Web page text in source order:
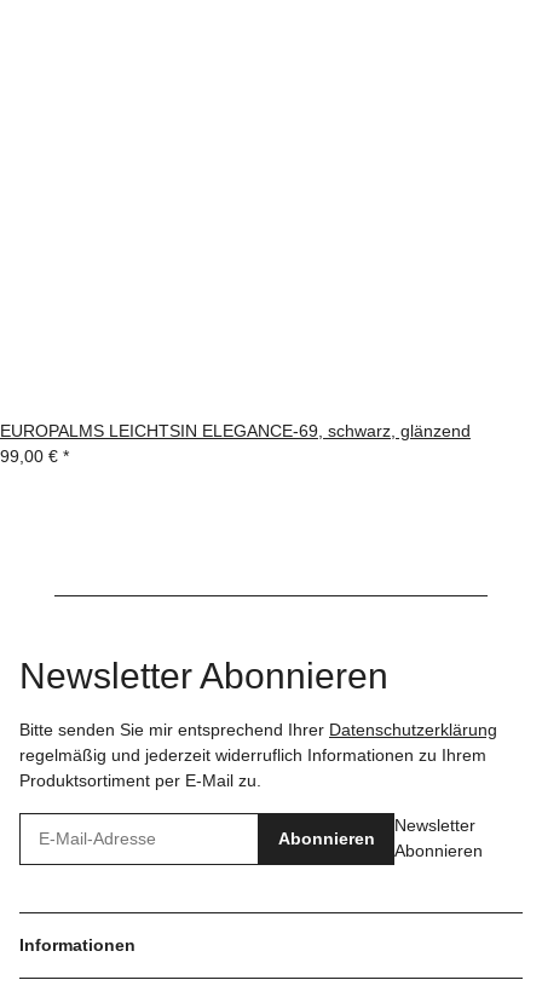
EUROPALMS LEICHTSIN ELEGANCE-69, schwarz, glänzend
99,00 € *
Newsletter Abonnieren
Bitte senden Sie mir entsprechend Ihrer Datenschutzerklärung
regelmäßig und jederzeit widerruflich Informationen zu Ihrem
Produktsortiment per E-Mail zu.
Abonnieren
Newsletter
Abonnieren
Informationen